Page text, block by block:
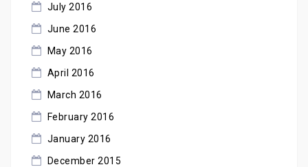
July 2016
June 2016
May 2016
April 2016
March 2016
February 2016
January 2016
December 2015